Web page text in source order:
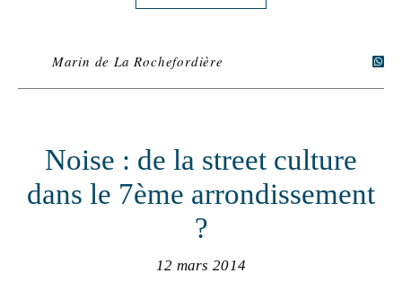
Marin de La Rochefordière
Noise : de la street culture
dans le 7ème arrondissement
?
12 mars 2014